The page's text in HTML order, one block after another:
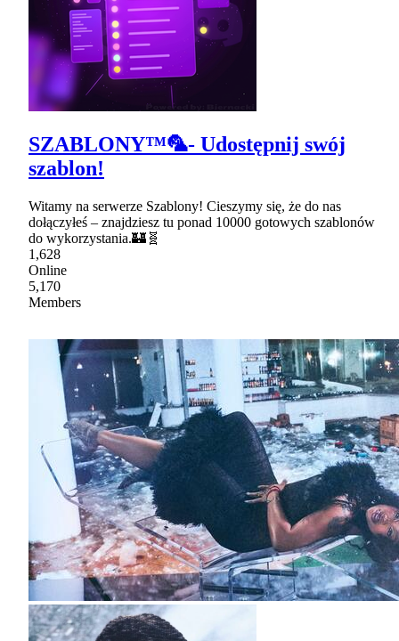
SZABLONY™🦜- Udostępnij swój
szablon!
Witamy na serwerze Szablony! Cieszymy się, że do nas
dołączyłeś – znajdziesz tu ponad 10000 gotowych szablonów
do wykorzystania.🏰🧬
1,628
Online
5,170
Members